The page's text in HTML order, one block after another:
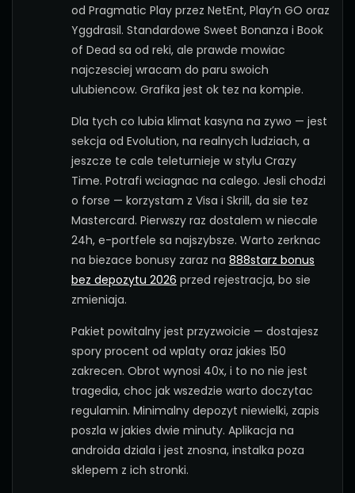
od Pragmatic Play przez NetEnt, Play’n GO oraz
Yggdrasil. Standardowe Sweet Bonanza i Book
of Dead sa od reki, ale prawde mowiac
najczesciej wracam do paru swoich
ulubiencow. Grafika jest ok tez na kompie.
Dla tych co lubia klimat kasyna na zywo — jest
sekcja od Evolution, na realnych ludziach, a
jeszcze te cale teleturnieje w stylu Crazy
Time. Potrafi wciagnac na calego. Jesli chodzi
o forse — korzystam z Visa i Skrill, da sie tez
Mastercard. Pierwszy raz dostalem w niecale
24h, e-portfele sa najszybsze. Warto zerknac
na biezace bonusy zaraz na 888starz bonus
bez depozytu 2026 przed rejestracja, bo sie
zmieniaja.
Pakiet powitalny jest przyzwoicie — dostajesz
spory procent od wplaty oraz jakies 150
zakrecen. Obrot wynosi 40x, i to no nie jest
tragedia, choc jak wszedzie warto doczytac
regulamin. Minimalny depozyt niewielki, zapis
poszla w jakies dwie minuty. Aplikacja na
androida dziala i jest znosna, instalka poza
sklepem z ich stronki.